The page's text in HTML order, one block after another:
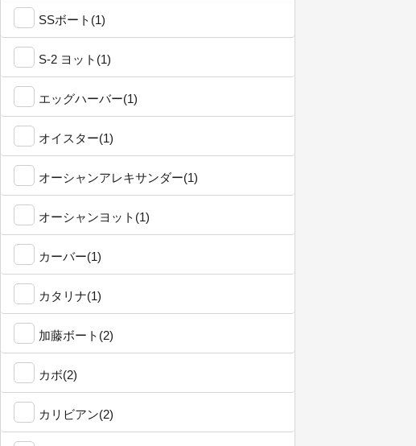
SSボート(1)
S-2 ヨット(1)
エッグハーバー(1)
オイスター(1)
オーシャンアレキサンダー(1)
オーシャンヨット(1)
カーバー(1)
カタリナ(1)
加藤ボート(2)
カボ(2)
カリビアン(2)